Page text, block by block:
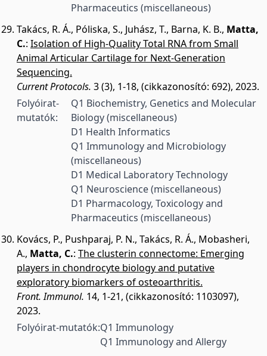
Pharmaceutics (miscellaneous)
Takács, R. Á., Póliska, S., Juhász, T., Barna, K. B., Matta,
C.: Isolation of High-Quality Total RNA from Small
Animal Articular Cartilage for Next-Generation
Sequencing.
Current Protocols. 3 (3), 1-18, (cikkazonosító: 692), 2023.
Folyóirat-
mutatók:
Q1 Biochemistry, Genetics and Molecular
Biology (miscellaneous)
D1 Health Informatics
Q1 Immunology and Microbiology
(miscellaneous)
D1 Medical Laboratory Technology
Q1 Neuroscience (miscellaneous)
D1 Pharmacology, Toxicology and
Pharmaceutics (miscellaneous)
Kovács, P., Pushparaj, P. N., Takács, R. Á., Mobasheri,
A., Matta, C.: The clusterin connectome: Emerging
players in chondrocyte biology and putative
exploratory biomarkers of osteoarthritis.
Front. Immunol. 14, 1-21, (cikkazonosító: 1103097),
2023.
Folyóirat-mutatók:Q1 Immunology
Q1 Immunology and Allergy